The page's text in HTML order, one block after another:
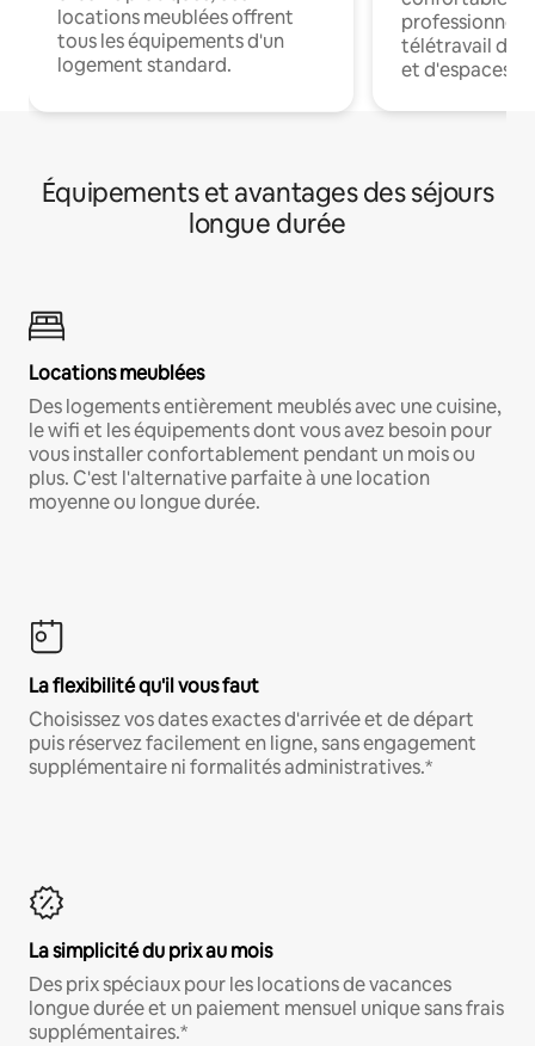
locations meublées offrent
tous les équipements d'un
logement standard.
professionnels
télétravail
et d'espaces
Équipements et avantages des séjours
longue durée
Locations meublées
Des logements entièrement meublés avec une cuisine,
le wifi et les équipements dont vous avez besoin pour
vous installer confortablement pendant un mois ou
plus. C'est l'alternative parfaite à une location
moyenne ou longue durée.
La flexibilité qu'il vous faut
Choisissez vos dates exactes d'arrivée et de départ
puis réservez facilement en ligne, sans engagement
supplémentaire ni formalités administratives.*
La simplicité du prix au mois
Des prix spéciaux pour les locations de vacances
longue durée et un paiement mensuel unique sans frais
supplémentaires.*